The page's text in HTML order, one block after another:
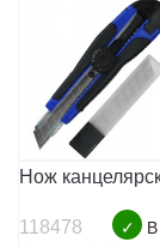
Нож
118478 ✓